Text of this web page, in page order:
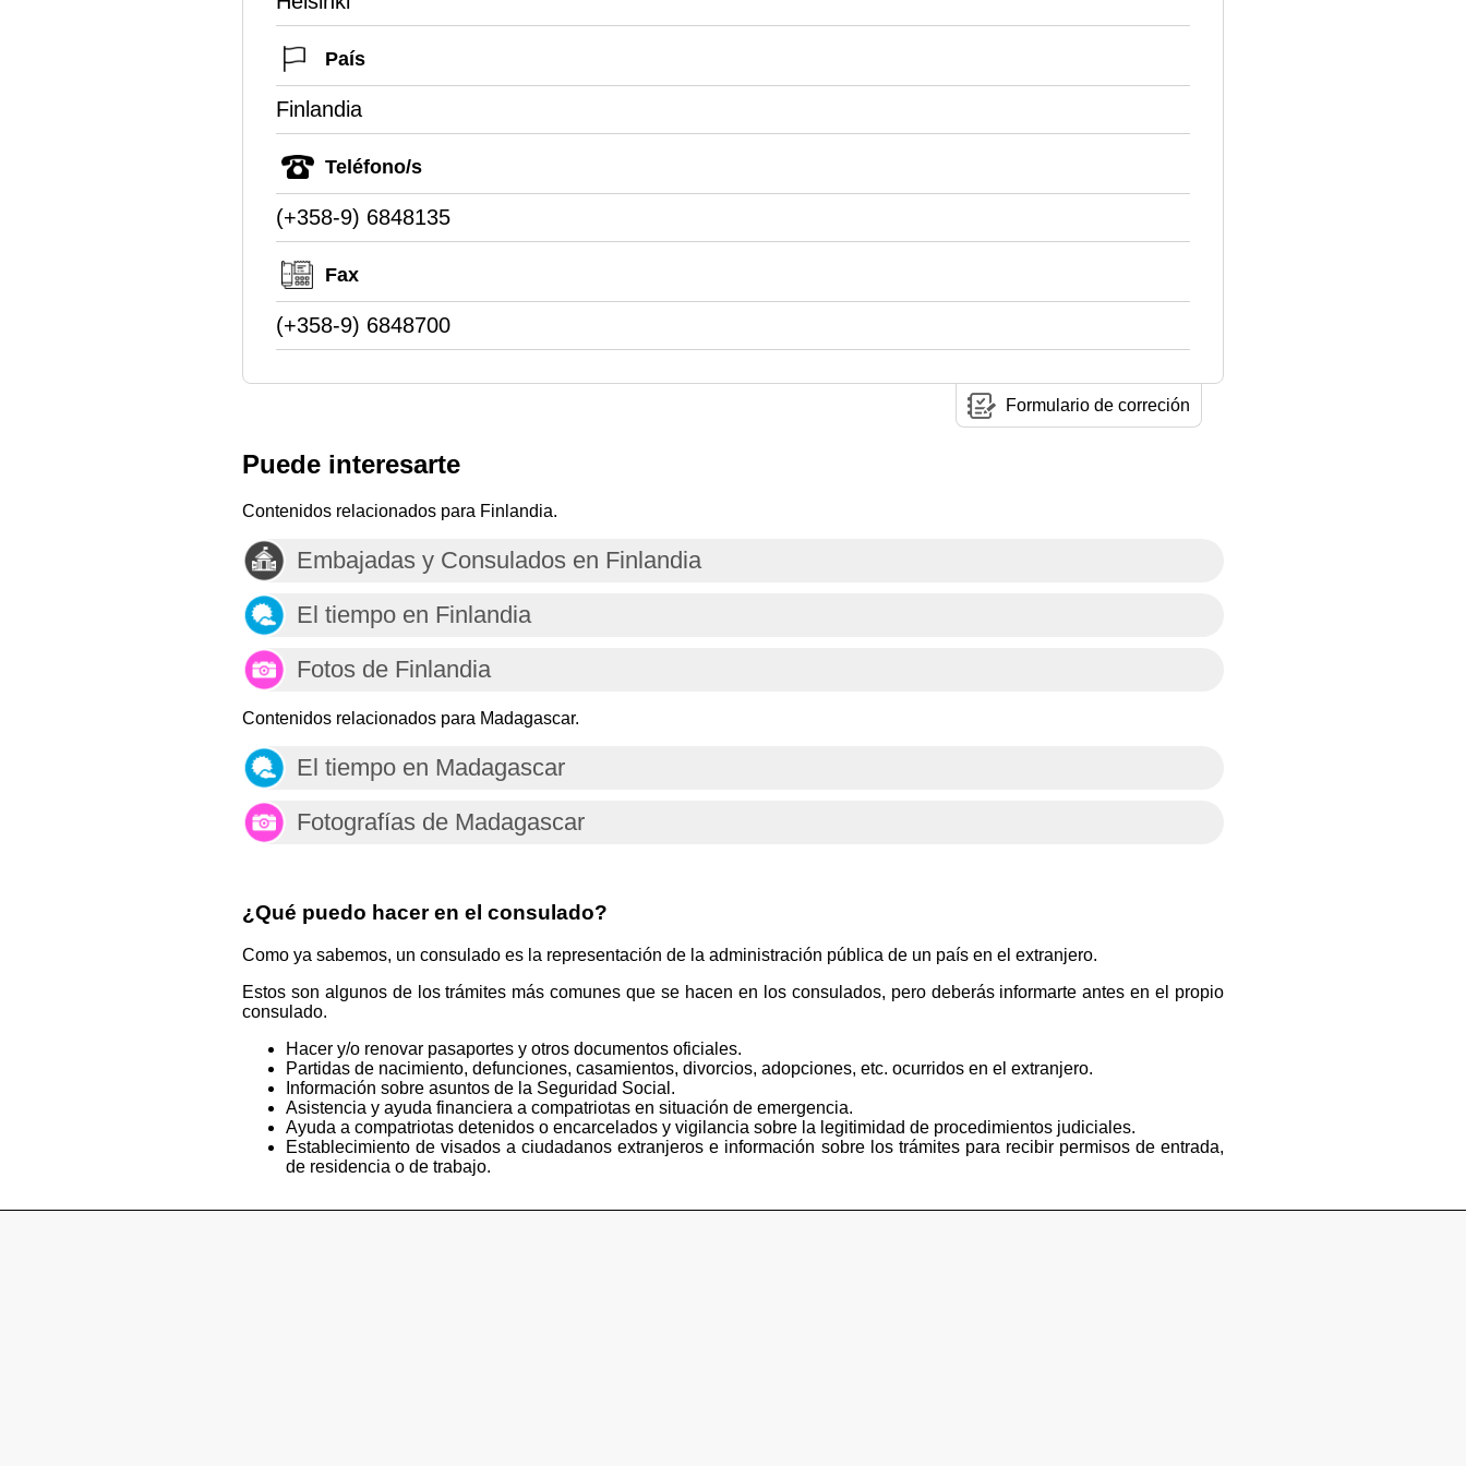
País
Finlandia
Teléfono/s
(+358-9) 6848135
Fax
(+358-9) 6848700
Formulario de correción
Puede interesarte
Contenidos relacionados para Finlandia.
Embajadas y Consulados en Finlandia
El tiempo en Finlandia
Fotos de Finlandia
Contenidos relacionados para Madagascar.
El tiempo en Madagascar
Fotografías de Madagascar
¿Qué puedo hacer en el consulado?
Como ya sabemos, un consulado es la representación de la administración pública de un país en el extranjero.
Estos son algunos de los trámites más comunes que se hacen en los consulados, pero deberás informarte antes en el propio
consulado.
Hacer y/o renovar pasaportes y otros documentos oficiales.
Partidas de nacimiento, defunciones, casamientos, divorcios, adopciones, etc. ocurridos en el extranjero.
Información sobre asuntos de la Seguridad Social.
Asistencia y ayuda financiera a compatriotas en situación de emergencia.
Ayuda a compatriotas detenidos o encarcelados y vigilancia sobre la legitimidad de procedimientos judiciales.
Establecimiento de visados a ciudadanos extranjeros e información sobre los trámites para recibir permisos de entrada,
de residencia o de trabajo.